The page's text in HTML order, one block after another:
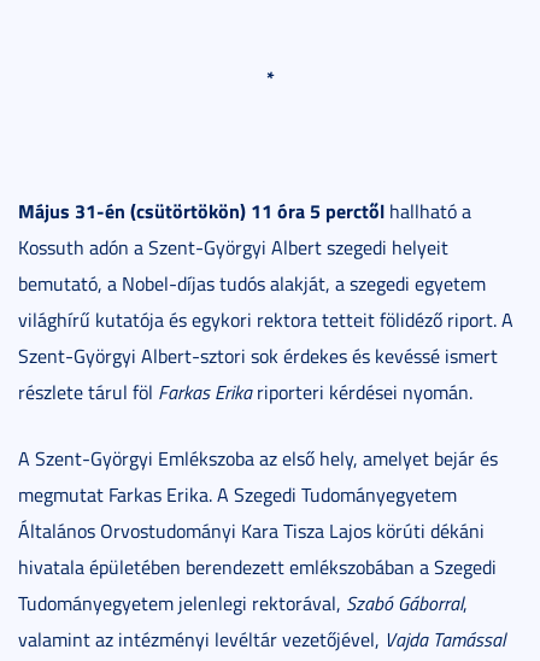
*
Május 31-én (csütörtökön) 11 óra 5 perctől hallható a
Kossuth adón a Szent-Györgyi Albert szegedi helyeit
bemutató, a Nobel-díjas tudós alakját, a szegedi egyetem
világhírű kutatója és egykori rektora tetteit fölidéző riport. A
Szent-Györgyi Albert-sztori sok érdekes és kevéssé ismert
részlete tárul föl Farkas Erikariporteri kérdései nyomán.
A Szent-Györgyi Emlékszoba az első hely, amelyet bejár és
megmutat Farkas Erika. A Szegedi Tudományegyetem
Általános Orvostudományi Kara Tisza Lajos körúti dékáni
hivatala épületében berendezett emlékszobában a Szegedi
Tudományegyetem jelenlegi rektorával, Szabó Gáborral,
valamint az intézményi levéltár vezetőjével, Vajda Tamással